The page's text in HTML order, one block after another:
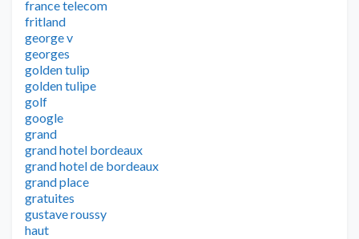
france telecom
fritland
george v
georges
golden tulip
golden tulipe
golf
google
grand
grand hotel bordeaux
grand hotel de bordeaux
grand place
gratuites
gustave roussy
haut